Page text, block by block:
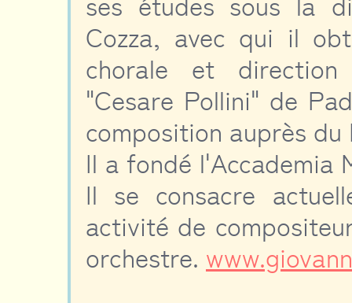
Cozza, avec qui il
chorale et direction
"Cesare Pollini" de
composition auprès
Il a fondé l'Accademia
Il se consacre
activité de
orchestre.